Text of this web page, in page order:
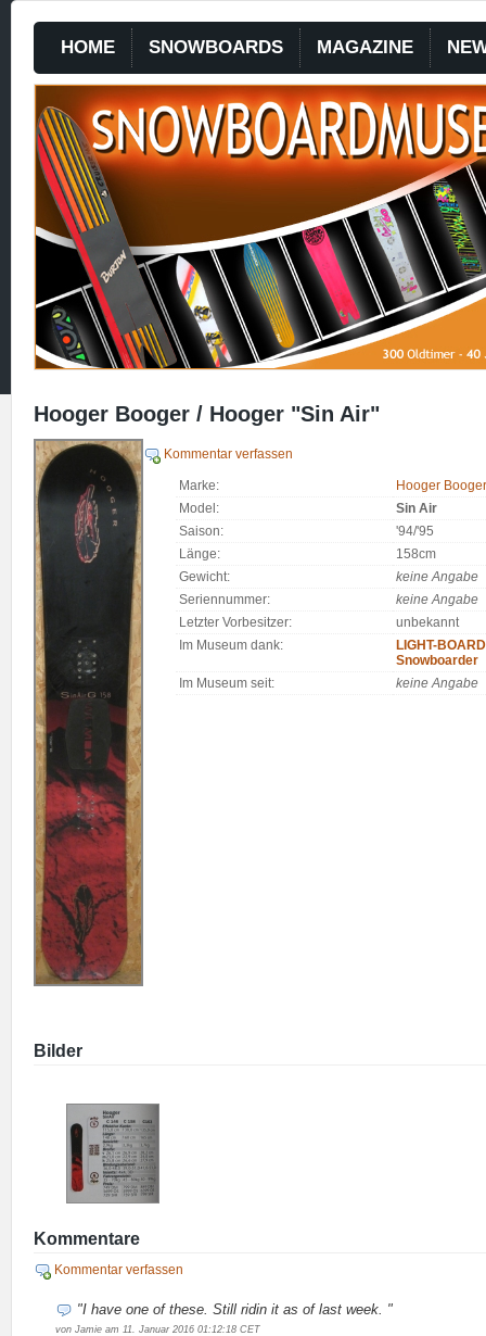
HOME SNOWBOARDS MAGAZINE
Hooger Booger / Hooger "Sin Air"
Kommentar verfassen
Marke:
Hooger
Model:
Sin Air
Saison:
'94/'95
Länge:
158cm
Gewicht:
keine Angabe
Seriennummer:
keine Angabe
Letzter Vorbesitzer:
unbekannt
Im Museum dank:
LIGHT-
Snowboarder
Im Museum seit:
keine Angabe
Bilder
Kommentare
Kommentar verfassen
"I have one of these. Still ridin it as of last week. "
von Jamie am 11. Januar 2016 01:12:18 CET